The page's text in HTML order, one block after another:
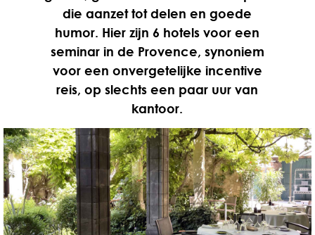
die aanzet tot delen en goede
humor. Hier zijn 6 hotels voor een
seminar in de Provence, synoniem
voor een onvergetelijke incentive
reis, op slechts een paar uur van
kantoor.